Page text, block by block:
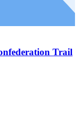
Trail